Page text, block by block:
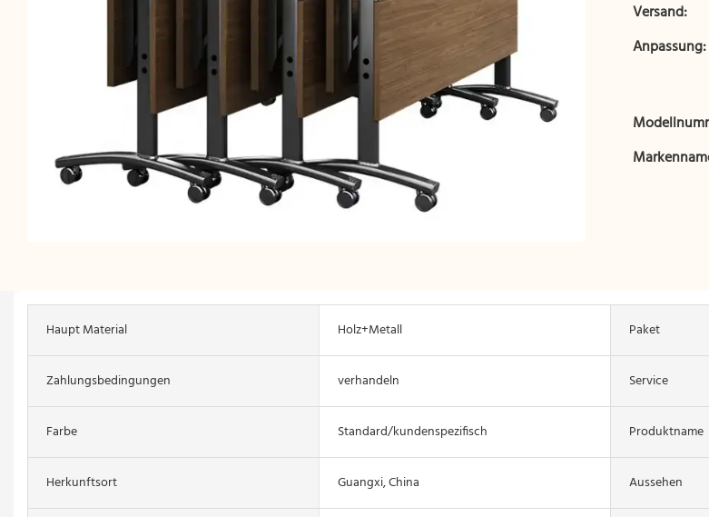
Versand:
Anpassung:
Haupt Material Holz+Metall Paket
Zahlungsbedingungen verhandeln Service
Farbe Standard/kundenspezifisch Produktname
Herkunftsort Guangxi, China Aussehen